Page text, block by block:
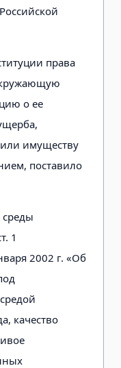
права
о ее
имуществу
поставило
среды
1
2002 г. «Об
качество